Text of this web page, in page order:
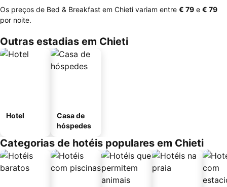
Os preços de Bed & Breakfast em Chieti variam entre ‎€ 79 e ‎€ 79
por noite.
Outras estadias em Chieti
Hotel
Casa de
hóspedes
Categorias de hotéis populares em Chieti